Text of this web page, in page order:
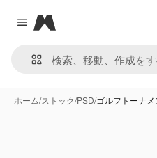
Close menu
Magnific
ホーム/ストック/PSD/ゴルフトーナ